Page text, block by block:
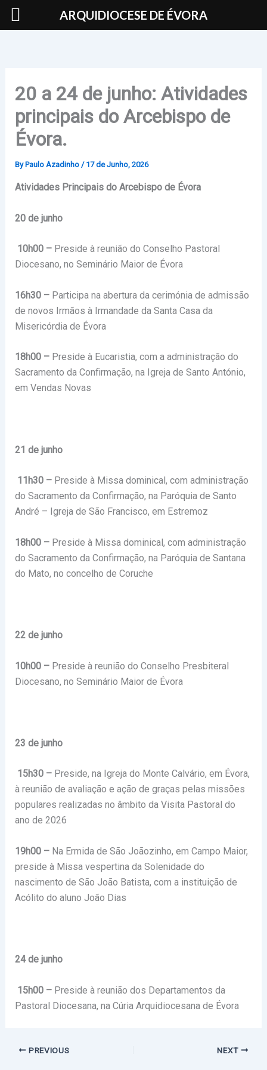
Skip
20 a 24 de junho: Atividades
principais do Arcebispo de
Évora.
By Paulo Azadinho / 17 de Junho, 2026
Atividades Principais do Arcebispo de Évora
20 de junho
10h00 –Preside à reunião do Conselho Pastoral
Diocesano, no Seminário Maior de Évora
16h30 – Participa na abertura da cerimónia de admissão
de novos Irmãos à Irmandade da Santa Casa da
Misericórdia de Évora
18h00 – Preside à Eucaristia, com a administração do
Sacramento da Confirmação, na Igreja de Santo António,
em Vendas Novas
21 de junho
11h30 –Preside à Missa dominical, com administração
do Sacramento da Confirmação, na Paróquia de Santo
André – Igreja de São Francisco, em Estremoz
18h00 – Preside à Missa dominical, com administração
do Sacramento da Confirmação, na Paróquia de Santana
do Mato, no concelho de Coruche
22 de junho
10h00 –Preside à reunião do Conselho Presbiteral
Diocesano, no Seminário Maior de Évora
23 de junho
15h30 –Preside, na Igreja do Monte Calvário, em Évora,
à reunião de avaliação e ação de graças pelas missões
populares realizadas no âmbito da Visita Pastoral do
ano de 2026
19h00 – Na Ermida de São Joãozinho, em Campo Maior,
preside à Missa vespertina da Solenidade do
nascimento de São João Batista, com a instituição de
Acólito do aluno João Dias
24 de junho
15h00 – Preside à reunião dos Departamentos da
Pastoral Diocesana, na Cúria Arquidiocesana de Évora
PREVIOUS NEXT
ARQUIDIOCESE DE ÉVORA